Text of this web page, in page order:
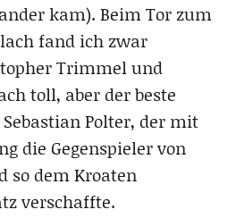
kam). Beim Tor zum
fand ich zwar
Trimmel und
toll, aber der beste
Polter, der mit
die Gegenspieler von
so dem Kroaten
verschaffte.